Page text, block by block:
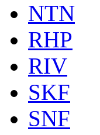
NTN
RHP
RIV
SKF
SNF